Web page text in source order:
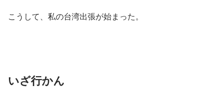
こうして、私の台湾出張が始まった。
いざ行かん